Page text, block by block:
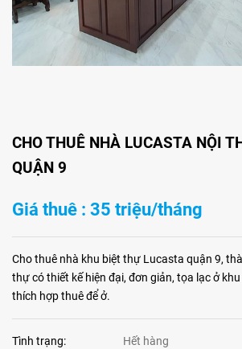
CHO THUÊ NHÀ LUCASTA NỘI
QUẬN 9
Giá thuê : 35 triệu/tháng
Cho thuê nhà khu biệt thự Lucasta quận 9,
thự có thiết kế hiện đại, đơn giản, tọa lạc ở
thích hợp thuê để ở.
Tình trạng: Hết hàng